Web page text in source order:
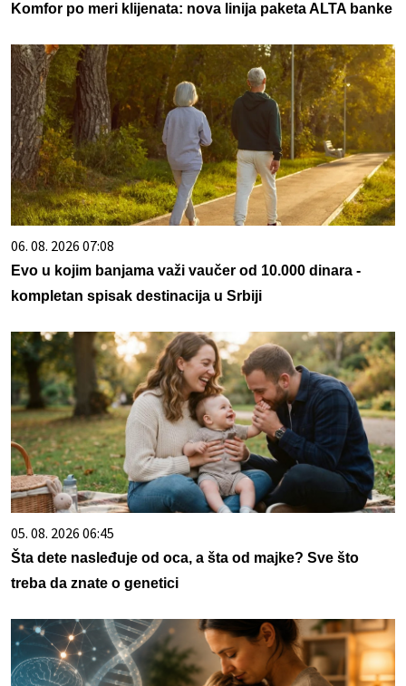
Komfor po meri klijenata: nova linija paketa ALTA banke
06. 08. 2026 07:08
Evo u kojim banjama važi vaučer od 10.000 dinara -
kompletan spisak destinacija u Srbiji
05. 08. 2026 06:45
Šta dete nasleđuje od oca, a šta od majke? Sve što
treba da znate o genetici